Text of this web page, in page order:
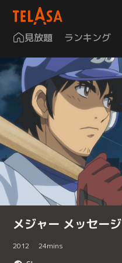
見放題 ランキング
メジャー メッセージ
2012 24mins